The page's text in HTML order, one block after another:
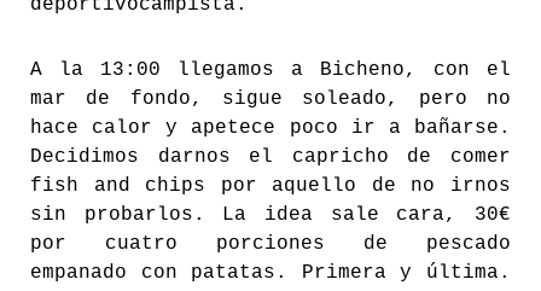
deportivocampista.
A la 13:00 llegamos a Bicheno, con el
mar de fondo, sigue soleado, pero no
hace calor y apetece poco ir a bañarse.
Decidimos darnos el capricho de comer
fish and chips por aquello de no irnos
sin probarlos. La idea sale cara, 30€
por cuatro porciones de pescado
empanado con patatas. Primera y última.